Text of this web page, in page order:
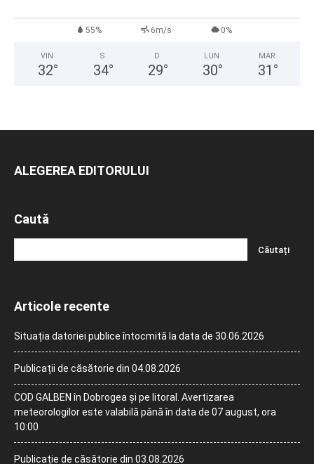
55% 6m/s 0%
VIN
32°
S
34°
D
29°
LUN
30°
MAR
31 °
ALEGEREA EDITORULUI
Caută
Articole recente
Situația datoriei publice întocmită la data de 30.06.2026
Publicații de căsătorie din 04.08.2026
COD GALBEN în Dobrogea și pe litoral. Avertizarea
meteorologilor este valabilă până în data de 07 august, ora
10:00
Publicație de căsătorie din 03.08.2026